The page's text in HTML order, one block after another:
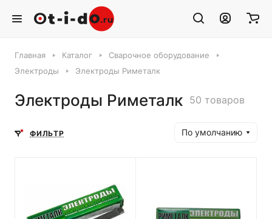
Главная Каталог
Сварочное оборудование
Электроды
Электроды Риметалк
Электроды Риметалк 50 товаров
ФИЛЬТР По умолчанию